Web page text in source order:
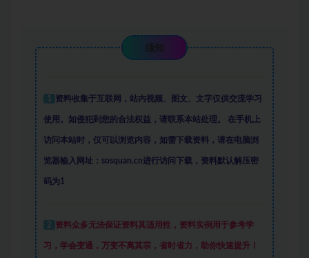
须知
1 资料收集于互联网 ， 站内视频、图文、文字仅供交流学习
使用。如侵犯到您的合法权益，请联系本站处理。 在手机上
访问本站时，仅可以浏览内容，如需下载资料，请在电脑浏
览器输入网址：sosquan.cn进行访问下载， 资料默认解压密
码为1
2 资料众多无法保证资料其适用性，资料实例 用于参考学
习，学会变通，万变不离其宗，省时省力，助你快速提升！